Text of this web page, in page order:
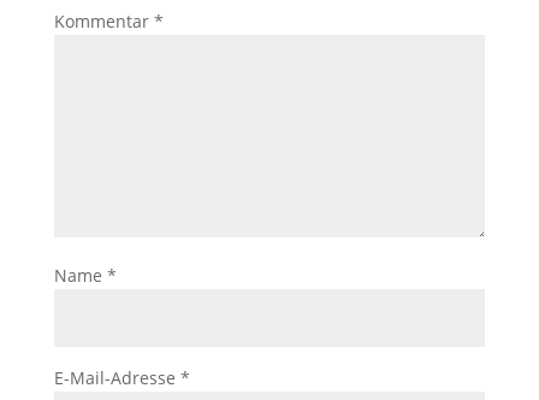
Kommentar *
Name *
E-Mail-Adresse *